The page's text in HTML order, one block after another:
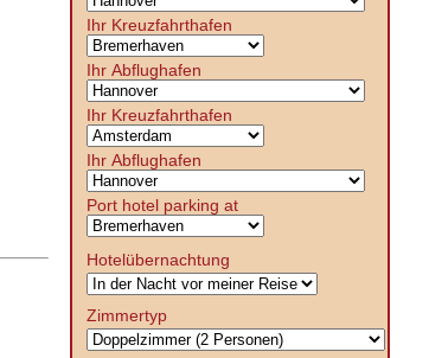
Ihr Kreuzfahrthafen
Ihr Abflughafen
Ihr Kreuzfahrthafen
Ihr Abflughafen
Port hotel parking at
Hotelübernachtung
Zimmertyp